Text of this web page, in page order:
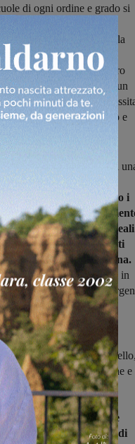
di ogni ordine e grado si
Didattica Digitale.
in particolare nella
ha affrontato
principalmente il futuro
– ” Alla luce di un
studenti che non
surrogato ma come vero e
da parte degli iscritti di
2030, hanno affrontato i
lotta contro il
il perseguire ideali
progetti, infine, sono stati
del sabato mattina.
colpito i presenti in
setting delle aule e
all’uso delle nuove
interventi di altissimo
autorità scolastiche e
Tra gli altri, venerdì
il grande psicologo
platea con straordinarie
suoi
apprezzatissimi studi